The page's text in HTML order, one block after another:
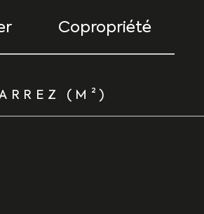
Copropriété
(M²)